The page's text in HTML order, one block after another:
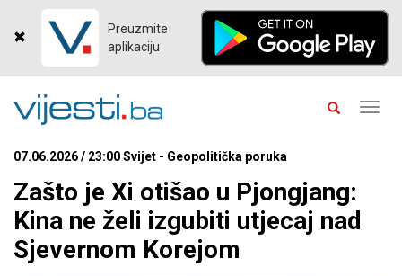
Preuzmite
aplikaciju
07.06.2026 / 23:00 Svijet - Geopolitička poruka
Zašto je Xi otišao u Pjongjang:
Kina ne želi izgubiti utjecaj nad
Sjevernom Korejom